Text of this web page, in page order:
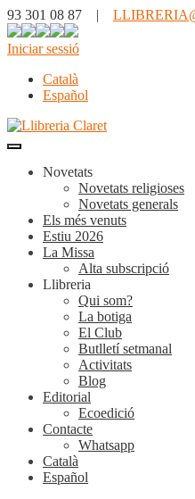
93 301 08 87 |
Iniciar sessió
Català
Español
Novetats
Novetats religioses
Novetats generals
Els més venuts
Estiu 2026
La Missa
Alta subscripció
Llibreria
Qui som?
La botiga
El Club
Butlletí setmanal
Activitats
Blog
Editorial
Ecoedició
Contacte
Whatsapp
Català
Español